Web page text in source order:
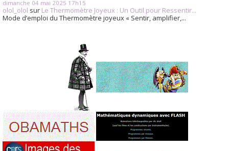
dimanche 04 mai 2025 17h15
olol_olol sur Le Thermomètre Joyeux : Un Outil pour Ressentir...
Mode d’emploi du Thermomètre joyeux « Sentir, amplifier,...